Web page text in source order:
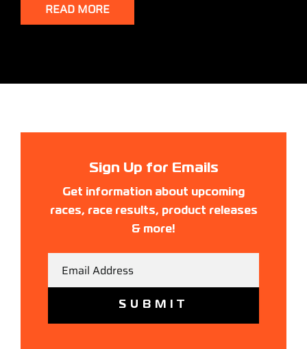
READ MORE
Sign Up for Emails
Get information about upcoming
races, race results, product releases
& more!